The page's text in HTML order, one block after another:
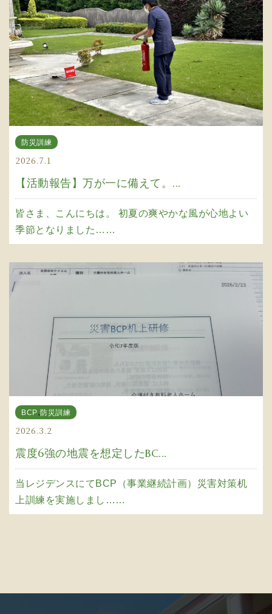
防災訓練
2026.7.1
【活動報告】万が一に備えて。...
皆さま、こんにちは。 初夏の爽やかな風が心地よい
季節となりました……
BCP,防災訓練
2026.3.2
震度6強の地震を想定したBC...
当レジデンスにてBCP（事業継続計画）災害対策机
上訓練を実施しまし……